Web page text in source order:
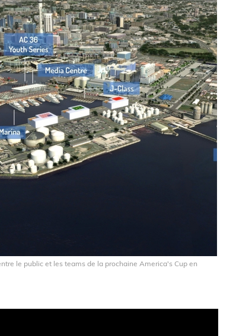
le public et les teams de la prochaine America's Cup en